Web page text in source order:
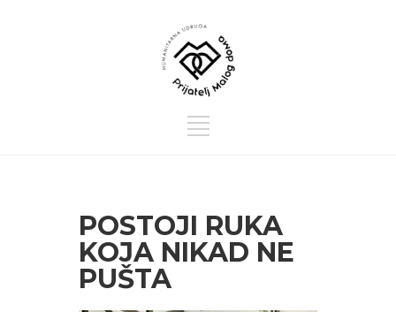
POSTOJI RUKA
KOJA NIKAD NE
PUŠTA